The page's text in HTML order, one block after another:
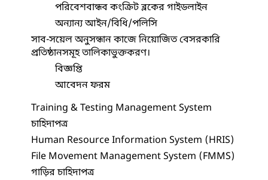
পরিবেশবান্ধব কংক্রিট ব্লকের গাইডলাইন
অন্যান্য আইন/বিধি/পলিসি
সাব-সয়েল অনুসন্ধান কাজে নিয়োজিত বেসরকারি
প্রতিষ্ঠানসমূহ তালিকাভুক্তকরণ।
বিজ্ঞপ্তি
আবেদন ফরম
Training & Testing Management System
চাহিদাপত্র
Human Resource Information System (HRIS)
File Movement Management System (FMMS)
গাড়ির চাহিদাপত্র